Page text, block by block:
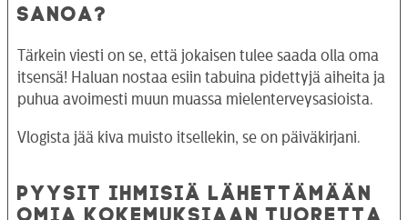
SANOA?
Tärkein viesti on se, että jokaisen tulee saada olla oma
itsensä! Haluan nostaa esiin tabuina pidettyjä aiheita ja
puhua avoimesti muun muassa mielenterveysasioista.
Vlogista jää kiva muisto itsellekin, se on päiväkirjani.
PYYSIT IHMISIÄ LÄHETTÄMÄÄN
OMIA KOKEMUKSIAAN TUORETTA